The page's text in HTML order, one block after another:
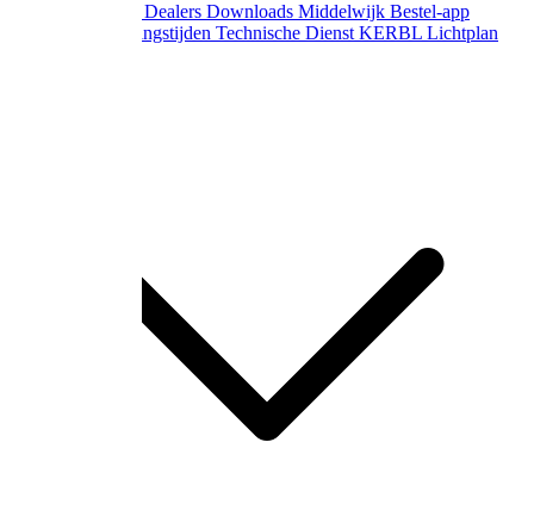
Dealers Downloads Middelwijk Bestel-app
Gewijzigde openingstijden Technische Dienst KERBL Lichtplan